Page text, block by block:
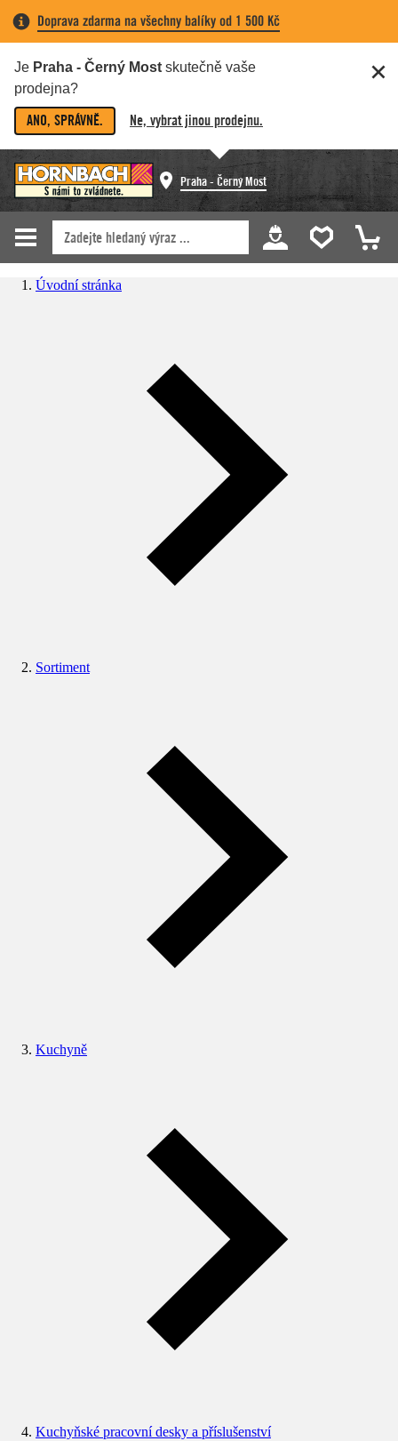
Doprava zdarma na všechny balíky od 1 500 Kč
Je Praha - Černý Most skutečně vaše
prodejna?
ANO, SPRÁVNĚ. Ne, vybrat jinou prodejnu.
Praha - Černý Most
Úvodní stránka
Sortiment
Kuchyně
Kuchyňské pracovní desky a příslušenství